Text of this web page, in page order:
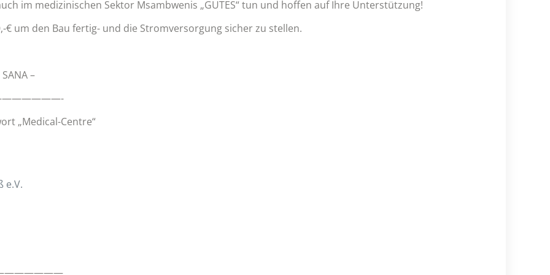
im medizinischen Sektor Msambwenis „GUTES“ tun und hoffen auf Ihre Unterstützung!
€ um den Bau fertig- und die Stromversorgung sicher zu stellen.
–
„Medical-Centre“
e.V.